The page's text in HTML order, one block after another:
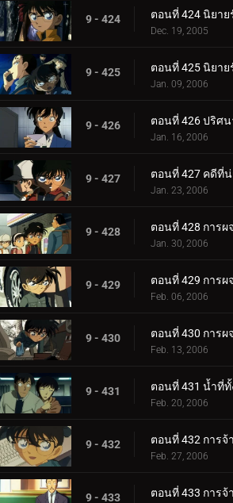
9 - 424
Dec. 19, 2005
9 - 425
Jan. 09, 2006
9 - 426
Jan. 16, 2006
9 - 427
Jan. 23, 2006
9 - 428
Jan. 30, 2006
9 - 429
Feb. 06, 2006
9 - 430
Feb. 13, 2006
9 - 431
Feb. 20, 2006
9 - 432
Feb. 27, 2006
9 - 433